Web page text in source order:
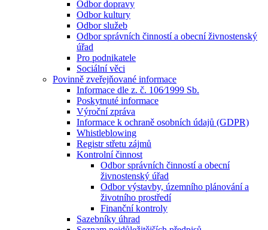
Odbor dopravy
Odbor kultury
Odbor služeb
Odbor správních činností a obecní živnostenský
úřad
Pro podnikatele
Sociální věci
Povinně zveřejňované informace
Informace dle z. č. 106⁄1999 Sb.
Poskytnuté informace
Výroční zpráva
Informace k ochraně osobních údajů (GDPR)
Whistleblowing
Registr střetu zájmů
Kontrolní činnost
Odbor správních činností a obecní
živnostenský úřad
Odbor výstavby, územního plánování a
životního prostředí
Finanční kontroly
Sazebníky úhrad